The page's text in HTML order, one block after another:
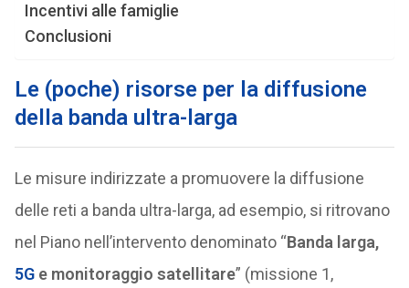
Incentivi alle famiglie
Conclusioni
Le (poche) risorse per la diffusione
della banda ultra-larga
Le misure indirizzate a promuovere la diffusione
delle reti a banda ultra-larga, ad esempio, si ritrovano
nel Piano nell’intervento denominato “Banda larga,
5Ge monitoraggio satellitare” (missione 1,